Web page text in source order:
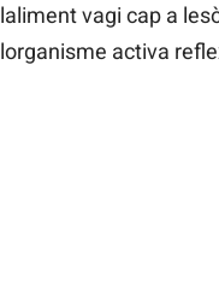
laliment vagi cap a
lorganisme activa